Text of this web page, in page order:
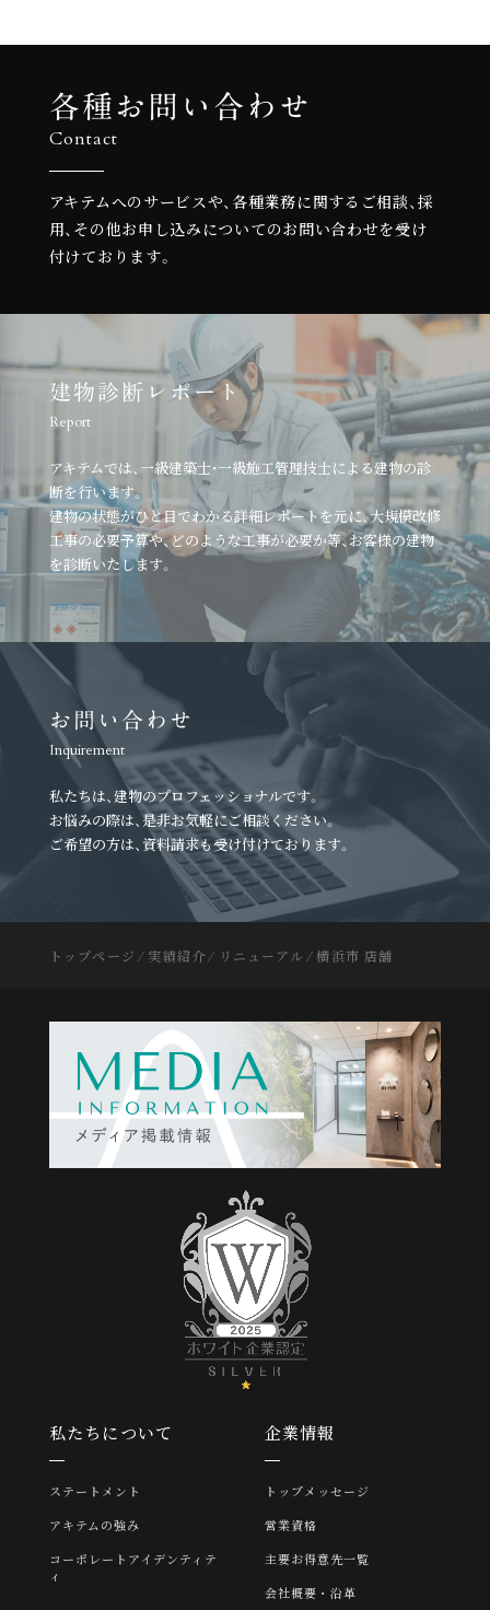
各種お問い合わせ
Contact
アキテムへのサービスや、各種業務に関するご相談、 採
用、その他お申し込みについてのお問い合わせを受け
付けております。
建物診断レポート
Report
アキテムでは、一級建築士・一級施工管理技士による建物の診
断を行います。
建物の状態がひと目でわかる詳細レポートを元に、大規模改修
工事の必要予算や、どのような工事が必要か等、お客様の建物
を診断いたします。
お問い合わせ
Inquirement
私たちは、建物のプロフェッショナルです。
お悩みの際は、是非お気軽にご相談ください。
ご希望の方は、資料請求も受け付けております。
トップページ ⁄ 実績紹介 ⁄ リニューアル ⁄横浜市 店舗
私たちについて
ステートメント
アキテムの強み
コーポレートアイデンティテ
ィ
企業情報
トップメッセージ
営業資格
主要お得意先一覧
会社概要・沿革